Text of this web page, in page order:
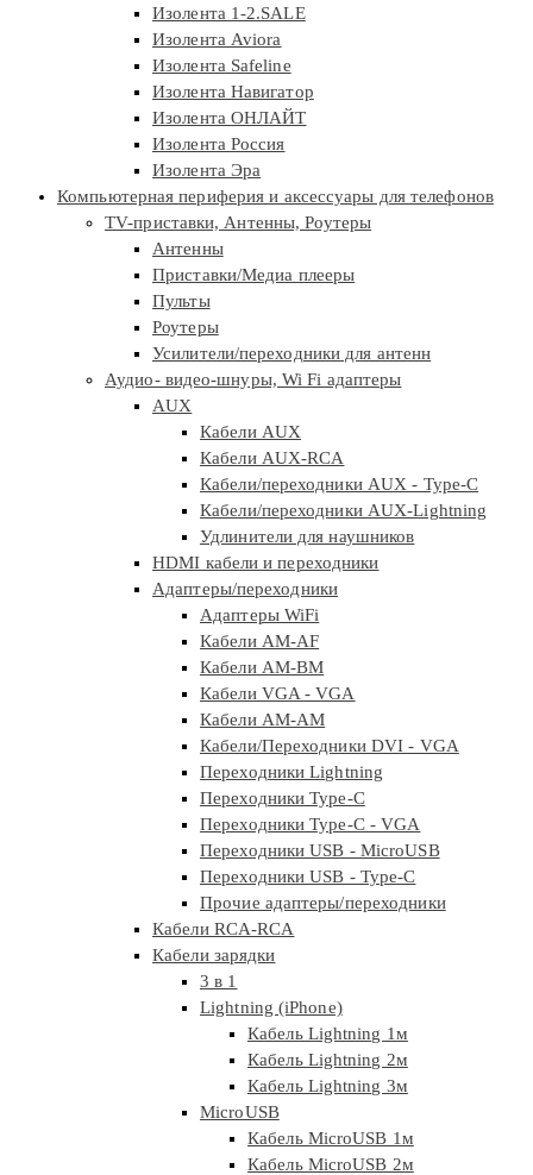
Изолента 1-2.SALE
Изолента Aviora
Изолента Safeline
Изолента Навигатор
Изолента ОНЛАЙТ
Изолента Россия
Изолента Эра
Компьютерная периферия и аксессуары для телефонов
TV-приставки, Антенны, Роутеры
Антенны
Приставки/Медиа плееры
Пульты
Роутеры
Усилители/переходники для антенн
Аудио- видео-шнуры, Wi Fi адаптеры
AUX
Кабели AUX
Кабели AUX-RCA
Кабели/переходники AUX - Type-C
Кабели/переходники AUX-Lightning
Удлинители для наушников
HDMI кабели и переходники
Адаптеры/переходники
Адаптеры WiFi
Кабели AM-AF
Кабели AM-BM
Кабели VGA - VGA
Кабели АМ-АМ
Кабели/Переходники DVI - VGA
Переходники Lightning
Переходники Type-C
Переходники Type-C - VGA
Переходники USB - MicroUSB
Переходники USB - Type-C
Прочие адаптеры/переходники
Кабели RCA-RCA
Кабели зарядки
3 в 1
Lightning (iPhone)
Кабель Lightning 1м
Кабель Lightning 2м
Кабель Lightning 3м
MicroUSB
Кабель MicroUSB 1м
Кабель MicroUSB 2м